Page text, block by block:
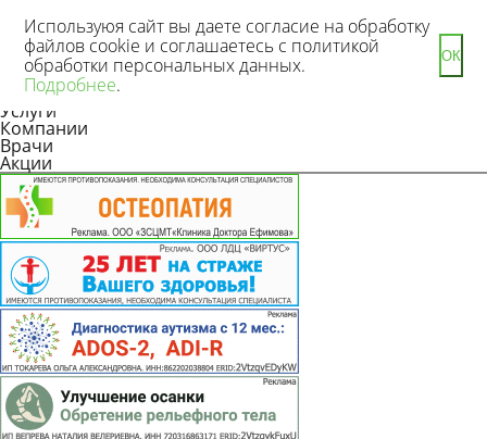
Новости
Статьи
Услуги
Компании
Врачи
Акции
Используюя сайт вы даете согласие на обработку
файлов cookie и соглашаетесь с политикой
обработки персональных данных.
Подробнее.
ОК